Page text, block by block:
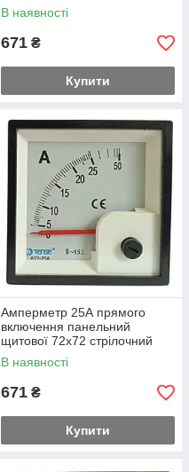
В наявності
671 ₴
Купити
Амперметр 25А прямого
включення панельний
щитової 72х72 стрілочний
В наявності
671 ₴
Купити